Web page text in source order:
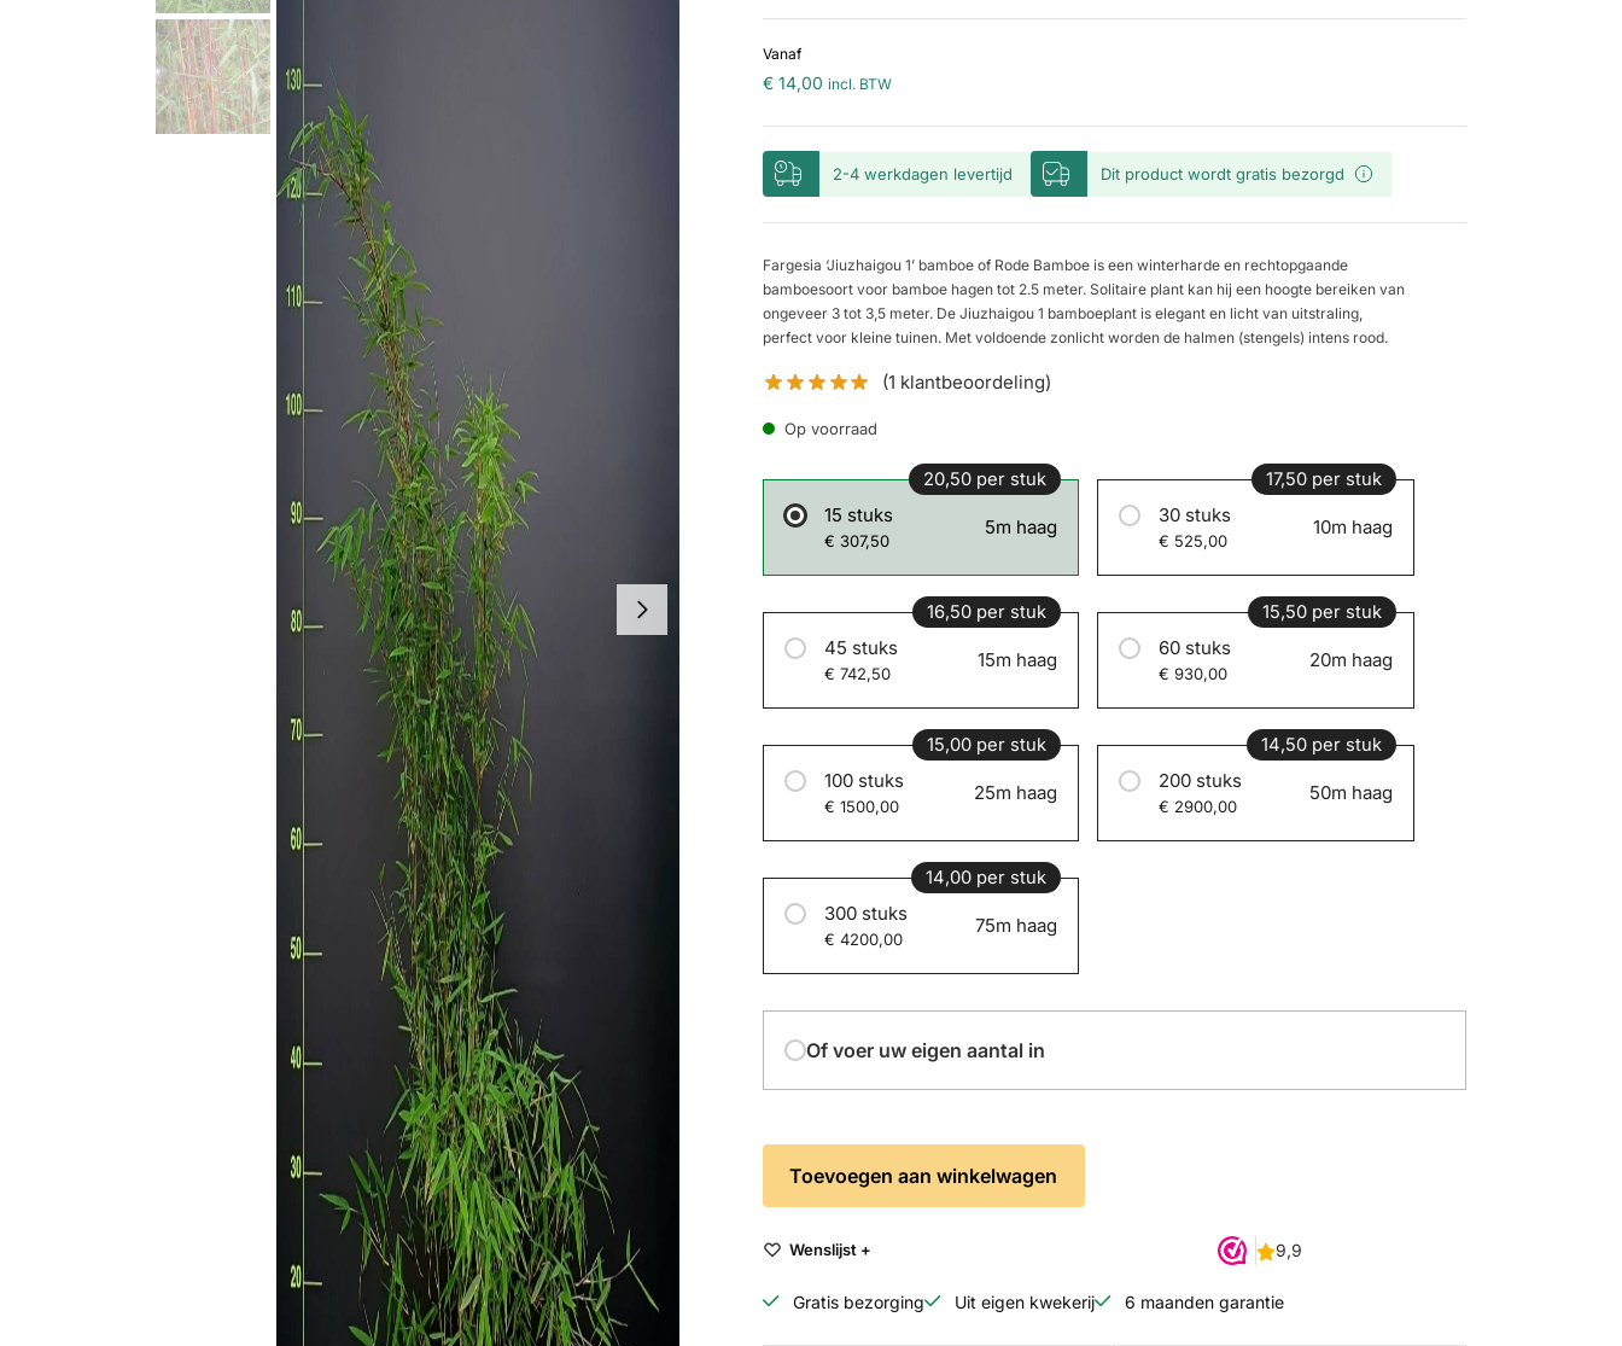
Vanaf
€14,00 incl. BTW
2-4 werkdagen levertijd Dit product wordt gratis bezorgd
Fargesia ‘Jiuzhaigou 1’ bamboe of Rode Bamboe is een winterharde en rechtopgaande
bamboesoort voor bamboe hagen tot 2.5 meter. Solitaire plant kan hij een hoogte bereiken van
ongeveer 3 tot 3,5 meter. De Jiuzhaigou 1 bamboeplant is elegant en licht van uitstraling,
perfect voor kleine tuinen. Met voldoende zonlicht worden de halmen (stengels) intens rood.
(1 klantbeoordeling)
Op voorraad
20,50 per stuk
15 stuks
€ 307,50
5m haag
17,50 per stuk
30 stuks
€ 525,00
10m haag
16,50 per stuk
45 stuks
€ 742,50
15m haag
15,50 per stuk
60 stuks
€ 930,00
20m haag
15,00 per stuk
100 stuks
€ 1500,00
25m haag
14,50 per stuk
200 stuks
€ 2900,00
50m haag
14,00 per stuk
300 stuks
€ 4200,00
75m haag
Of voer uw eigen aantal in
Toevoegen aan winkelwagen
Wenslijst +
Gratis bezorging Uit eigen kwekerij 6 maanden garantie